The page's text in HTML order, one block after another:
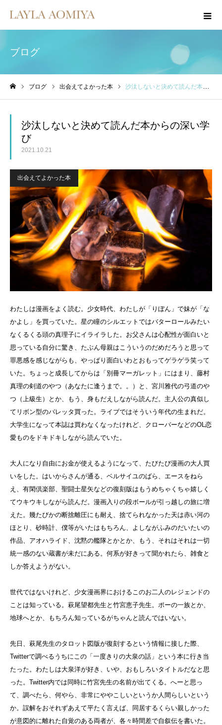
ブログ
ブログ 出会えてよかった本 沙汰しないと決めて読んだ本からの深い学び
沙汰しないと決めて読んだ本からの深い学
び
2021.10.21
出会えてよかった本
わたしは漫画をよく読む。少女時代、わたしが「りぼん」で妹が「な
かよし」を買っていた。星の瞳のシルエットではバターロールみたい
なくるくる頭の真理子にイライラした。お父さんは心配性が面白いと
思っている自分に驚き、たぶん母親はこういうのだめだろうと思って
罪悪感を感じながらも、やっぱり面白いわとおもってゲラゲラ笑って
いた。ちょっと成長してからは「別冊マーガレット」にはまり、藤村
真理の剣道のやつ（あなたに逢うまで。。）と、宮川雅代の弓道のや
つ（上級生）とか、もう、身もだえしながら読んだ。主人公の真似し
てリボン型のバレッタ買った。ライブではそういう年代の生まれだ。
大学生になって本誌は買わなくなったけれど、クローバーなどのOL恋
愛ものをドキドキしながら読んでいた。
大人になり自由にお金が使えるようになって、たびたび漫画の大人買
いをした。はいからさんが通る、ベルサイユのばら、エースをねら
え、有閑倶楽部、聖闘士星矢などの復刻版はもうめちゃくちゃ嬉しく
てウキウキしながら読んだ。漫画入りの段ボールが引っ越しの旅に増
えた。幾たびかの断捨離圧にも耐え、捨てられなかった天は赤い河の
ほとり、砂時計、僕等がいたはもちろん、よしながふみのだいたいの
作品、アオハライド、沈黙の艦隊とかとか、もう、それはそれは一切
統一感のない蔵書が未だにある。何系が好きって聞かれたら、雑食と
しか答えようがない。
世代ではないけれど、少女漫画界におけるこのお二人のレジェンドの
ことは知っている。萩尾望都先生と竹宮恵子先生。ポーの一族とか、
地球へとか、もちろん知っているがちゃんと読んではいない。
先日、萩尾先生のタロット図版が復刻するという情報に接した際、
Twitterで調べるうちにこの「一度きりの大泉の話」という本に行き当
たった。わたしは大泉洋が好き、いや、おもしろいタイトルだなと思
った。Twitter内では同時に竹宮先生の名前が出てくる。へーと思っ
て、調べたら、何やら、非常にややこしいというか人間らしいという
か。誤解をおそれずあえて平たく言えば、同居するくらい親しかった
が意図的に離れた自覚のある両者が、各々時間差で自叙伝を書いた。